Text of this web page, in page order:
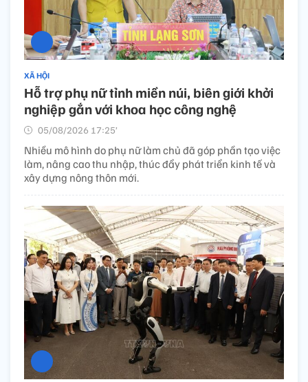
XÃ HỘI
Hỗ trợ phụ nữ tỉnh miền núi, biên giới khởi
nghiệp gắn với khoa học công nghệ
05/08/2026 17:25’
Nhiều mô hình do phụ nữ làm chủ đã góp phần tạo việc
làm, nâng cao thu nhập, thúc đẩy phát triển kinh tế và
xây dựng nông thôn mới.